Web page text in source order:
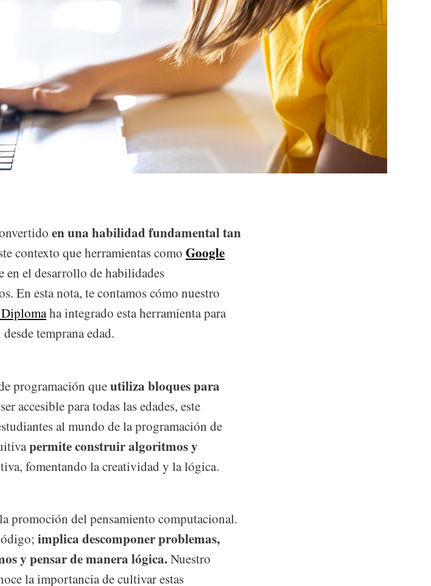
en una habilidad fundamental tan
contexto que herramientas como Google
en el desarrollo de habilidades
En esta nota, te contamos cómo nuestro
ha integrado esta herramienta para
temprana edad.
programación queutiliza bloques para
accesible para todas las edades, este
al mundo de la programación de
permite construir algoritmos y
fomentando la creatividad y la lógica.
promoción del pensamiento computacional.
implica descomponer problemas,
y pensar de manera lógica.Nuestro
la importancia de cultivar estas